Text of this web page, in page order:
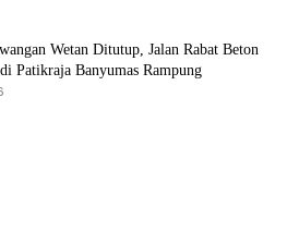
Wetan Ditutup, Jalan Rabat Beton
Patikraja Banyumas Rampung